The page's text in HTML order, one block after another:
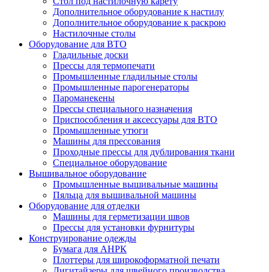
Дополнительное оборудование к настилу
Дополнительное оборудование к раскрою
Настилочные столы
Оборудование для ВТО
Гладильные доски
Прессы для термопечати
Промышленные гладильные столы
Промышленные парогенераторы
Пароманекены
Прессы специального назначения
Приспособления и аксессуары для ВТО
Промышленные утюги
Машины для прессования
Проходные прессы для дублирования ткани
Специальное оборудование
Вышивальное оборудование
Промышленные вышивальные машины
Пяльца для вышивальной машины
Оборудование для отделки
Машины для герметизации швов
Прессы для установки фурнитуры
Конструирование одежды
Бумага для АНРК
Плоттеры для широкоформатной печати